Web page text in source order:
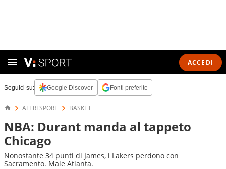
ACCEDI
Seguici su: Google Discover Fonti preferite
ALTRI SPORT BASKET
NBA: Durant manda al tappeto
Chicago
Nonostante 34 punti di James, i Lakers perdono con
Sacramento. Male Atlanta.